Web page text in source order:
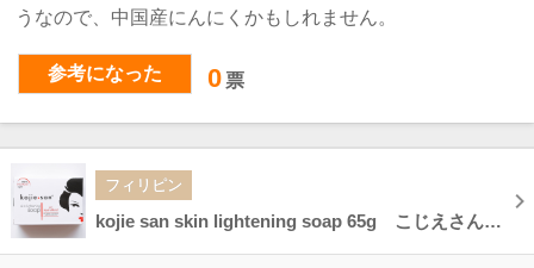
うなので、中国産にんにくかもしれません。
参考になった 0 票
フィリピン
kojie san skin lightening soap 65g こじえさんスキンライトニングソープ 美白石鹸